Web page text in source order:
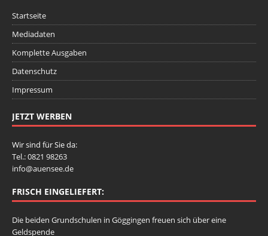
Startseite
Mediadaten
Komplette Ausgaben
Datenschutz
Impressum
JETZT WERBEN
Wir sind für Sie da:
Tel.: 0821 98263
info@auensee.de
FRISCH EINGELIEFERT:
Die beiden Grundschulen in Göggingen freuen sich über eine
Geldspende